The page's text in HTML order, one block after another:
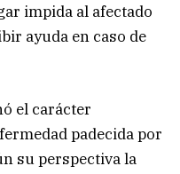
impida al afectado
ayuda en caso de
el carácter
padecida por
su perspectiva la